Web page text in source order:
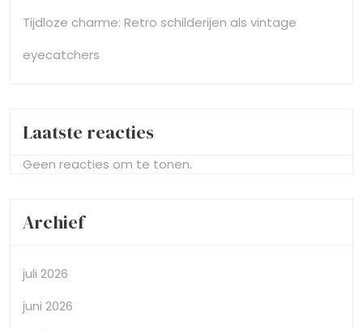
Tijdloze charme: Retro schilderijen als vintage
eyecatchers
Laatste reacties
Geen reacties om te tonen.
Archief
juli 2026
juni 2026